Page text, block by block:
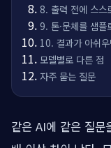
8. 출력 전에 스스
9. 톤·문체를 샘플
10. 결과가 아쉬
모델별로 다른 점
자주 묻는 질문
같은 AI에 같은 질문